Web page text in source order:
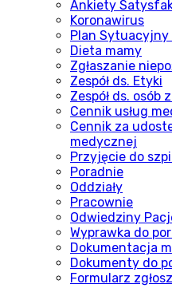
Ankiety
Koronawirus
Plan Sytuacyjny
Dieta mamy
Zgłaszanie
Zespół ds. Etyki
Zespół ds. osób
Cennik usług
Cennik za
medycznej
Przyjęcie do
Poradnie
Oddziały
Pracownie
Odwiedziny
Wyprawka do
Dokumentacja
Dokumenty do
Formularz